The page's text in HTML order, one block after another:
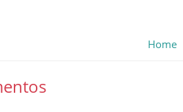
Home